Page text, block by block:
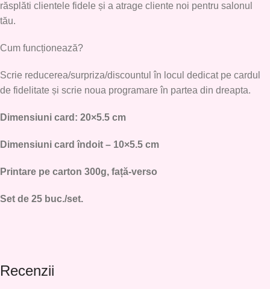
răsplăti clientele fidele și a atrage cliente noi pentru salonul
tău.
Cum funcționează?
Scrie reducerea/surpriza/discountul în locul dedicat pe cardul
de fidelitate și scrie noua programare în partea din dreapta.
Dimensiuni card: 20×5.5 cm
Dimensiuni card îndoit – 10×5.5 cm
Printare pe carton 300g, față-verso
Set de 25 buc./set.
Recenzii